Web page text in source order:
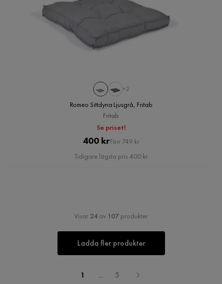
+2
Romeo Sittdyna Ljusgrå, Fritab
Fritab
Se priset!
Pris
400 krOriginal
Pris
Förr 749 kr
Tidigare lägsta pris 400 kr
Visar 24 av 107 produkter
Ladda fler produkter
1 ... 5